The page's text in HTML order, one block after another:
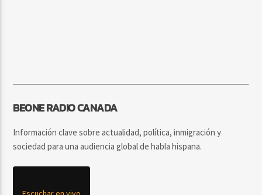
BEONE RADIO CANADA
Información clave sobre actualidad, política, inmigración y
sociedad para una audiencia global de habla hispana.